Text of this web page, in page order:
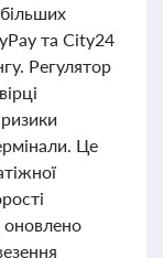
та City24
Регулятор
Це
оновлено